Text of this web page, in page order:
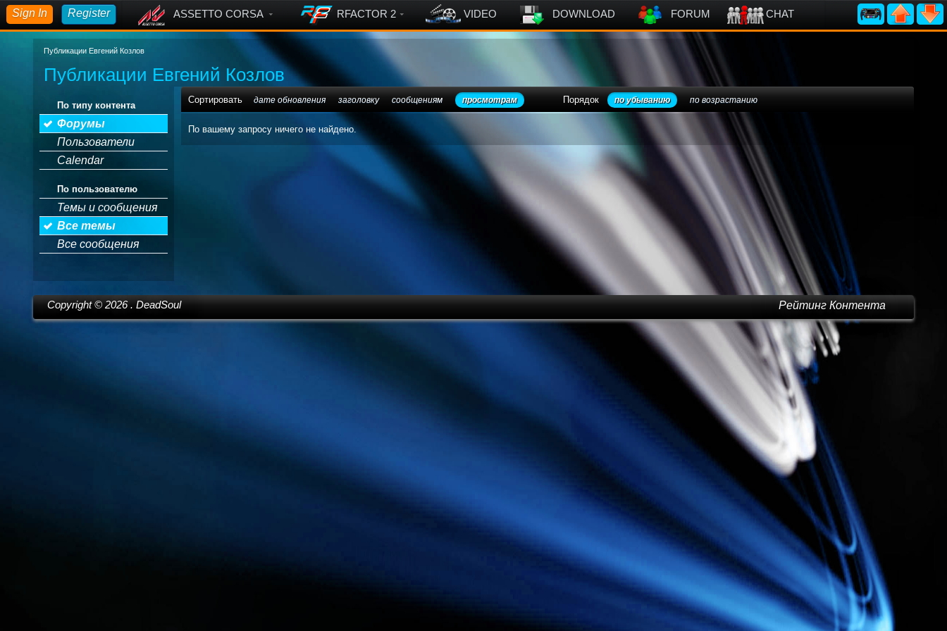
Sign In Register ASSETTO CORSA RFACTOR 2 VIDEO DOWNLOAD FORUM CHAT
Публикации Евгений Козлов
Публикации Евгений Козлов
По типу контента
Форумы
Пользователи
Calendar
По пользователю
Темы и сообщения
Все темы
Все сообщения
Сортировать дате обновления заголовку сообщениям просмотрам Порядок по убыванию по возрастанию
По вашему запросу ничего не найдено.
Copyright © 2026. DeadSoul Рейтинг Контента